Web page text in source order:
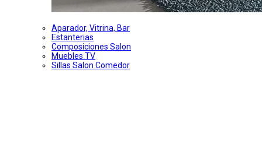
Aparador, Vitrina, Bar
Estanterias
Composiciones Salon
Muebles TV
Sillas Salon Comedor